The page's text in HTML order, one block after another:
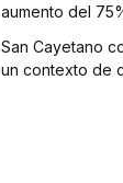
aumento del
San Cayetano
un contexto de